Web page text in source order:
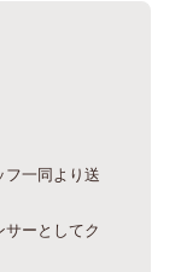
一同より送
ーとしてク